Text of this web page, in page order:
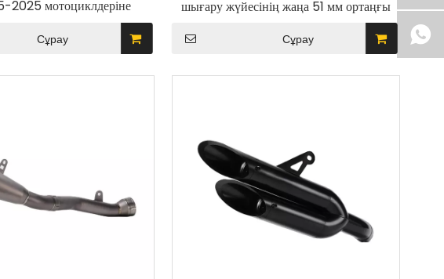
шығару жүйесінің жаңа 51 мм ортаңғы
Сұрау
2025 мотоциклдеріне
бөлімді шығару жүйесі
қорапқа оралған
Сұрау